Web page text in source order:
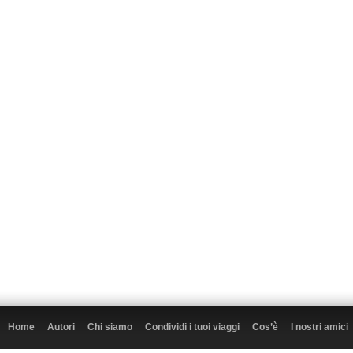
Home Autori Chi siamo Condividi i tuoi viaggi Cos’è I nostri amici